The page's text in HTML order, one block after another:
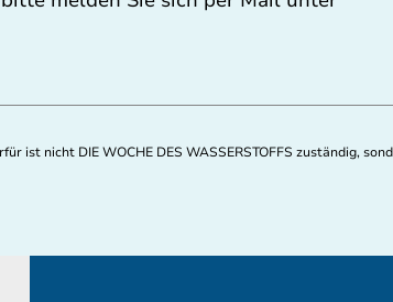
nicht DIE WOCHE DES WASSERSTOFFS zuständig,